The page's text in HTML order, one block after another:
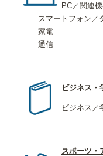
PC／関連
スマートフォン／
家電
通信
ビジネス・
ビジネス／
スポーツ・